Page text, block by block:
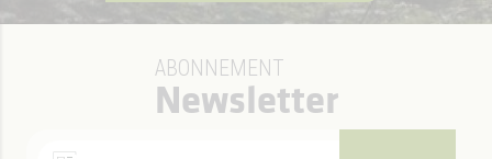
ABONNEMENT
Newsletter